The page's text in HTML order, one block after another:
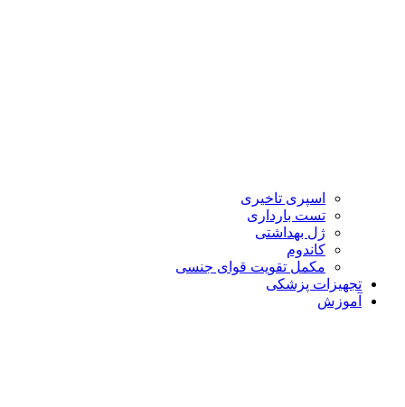
اسپری تاخیری
تست بارداری
ژل بهداشتی
کاندوم
مکمل تقویت قوای جنسی
تجهیزات پزشکی
آموزش